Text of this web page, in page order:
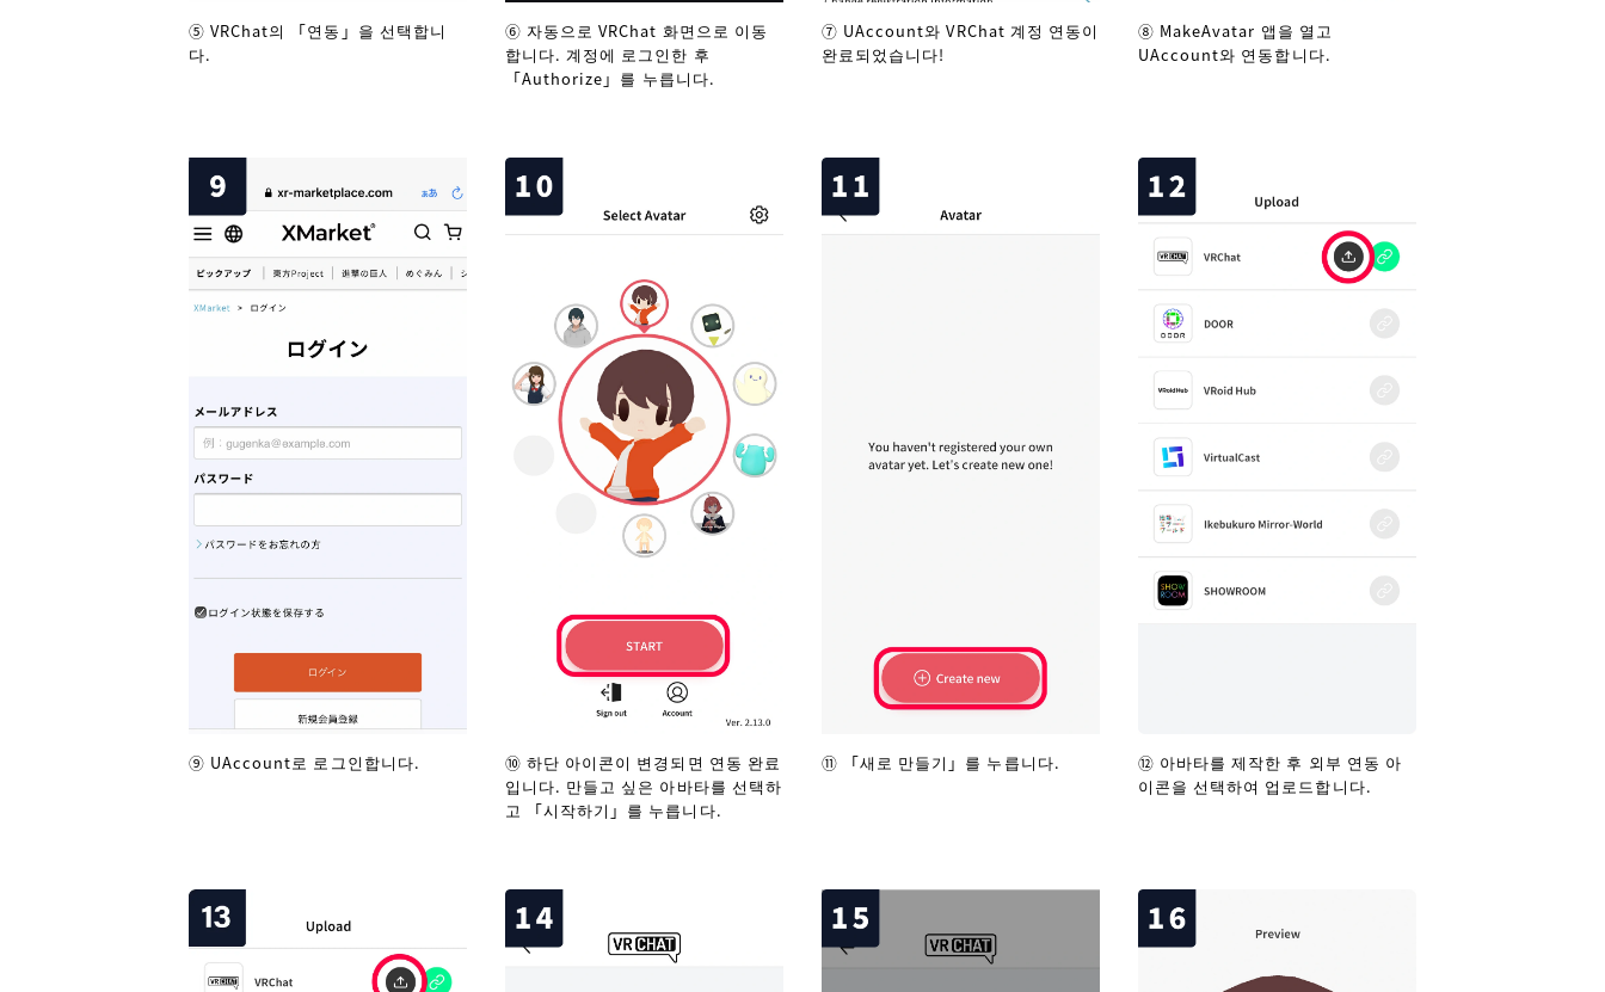
⑤ VRChat의 「연동」을 선택합니
다.
⑥ 자동으로 VRChat 화면으로 이동
합니다. 계정에 로그인한 후
「Authorize」를 누릅니다.
⑦ UAccount와 VRChat 계정 연동이
완료되었습니다!
⑧ MakeAvatar 앱을 열고
UAccount와 연동합니다.
⑨ UAccount로 로그인합니다.
⑩ 하단 아이콘이 변경되면 연동 완료
입니다. 만들고 싶은 아바타를 선택하
고 「시작하기」를 누릅니다.
⑪ 「새로 만들기」를 누릅니다.
⑫ 아바타를 제작한 후 외부 연동 아
이콘을 선택하여 업로드합니다.